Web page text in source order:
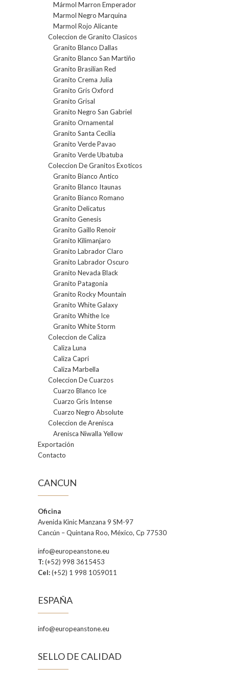
Mármol Marron Emperador
Marmol Negro Marquina
Marmol Rojo Alicante
Coleccion de Granito Clasicos
Granito Blanco Dallas
Granito Blanco San Martiño
Granito Brasilian Red
Granito Crema Julia
Granito Gris Oxford
Granito Grisal
Granito Negro San Gabriel
Granito Ornamental
Granito Santa Cecilia
Granito Verde Pavao
Granito Verde Ubatuba
Coleccion De Granitos Exoticos
Granito Bianco Antico
Granito Blanco Itaunas
Granito Bianco Romano
Granito Delicatus
Granito Genesis
Granito Gaillo Renoir
Granito Kilimanjaro
Granito Labrador Claro
Granito Labrador Oscuro
Granito Nevada Black
Granito Patagonia
Granito Rocky Mountain
Granito White Galaxy
Granito Whithe Ice
Granito White Storm
Coleccion de Caliza
Caliza Luna
Caliza Capri
Caliza Marbella
Coleccion De Cuarzos
Cuarzo Blanco Ice
Cuarzo Gris Intense
Cuarzo Negro Absolute
Coleccion de Arenisca
Arenisca Niwalla Yellow
Exportación
Contacto
CANCUN
Oficina
Avenida Kinic Manzana 9 SM-97
Cancún – Quintana Roo, México, Cp 77530
info@europeanstone.eu
T:(+52) 998 3615453
Cel:(+52) 1 998 1059011
ESPAÑA
info@europeanstone.eu
SELLO DE CALIDAD